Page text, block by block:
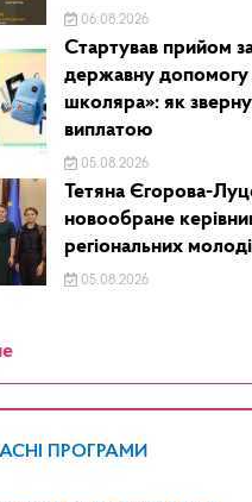
06.08.2026
Стартував прийом
державну
школяра»: як
виплатою
05.08.2026
Тетяна Єгорова-
новообране
регіональних
05.08.2026
ПРОГРАМИ